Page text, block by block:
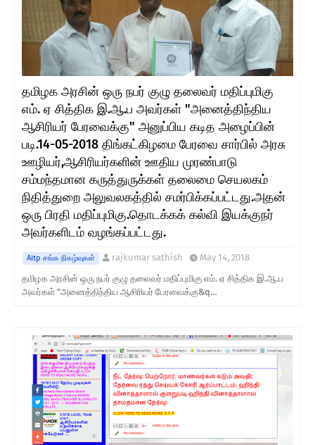
தமிழக அரசின் ஒரு நபர் குழு தலைவர் மதிப்புமிகு
எம். ஏ சித்திக இ.ஆ.ப அவர்கள் "அனைத்திந்திய
ஆசிரியர் பேரவைக்கு" அனுப்பிய கடித அழைப்பின்
படி.14-05-2018 திங்கட்கிழமை பேரவை சார்பில் அரசு
ஊழியர்,ஆசிரியர்களின் ஊதிய முரண்பாடு
சம்மந்தமான கருத்துருக்கள் தலைமை செயலகம்
நிதித்துறை அலுவலகத்தில் சமர்பிக்கப்பட்டது.அதன்
ஒரு பிரதி மதிப்புமிகு.தொடக்கக் கல்வி இயக்குநர்
அவர்களிடம் வழங்கப்பட்டது.
Aitp சங்க நிகழ்வுகள் rajkumar sathish
May 14, 2018
தமிழக அரசின் ஒரு நபர் குழு தலைவர் மதிப்புமிகு எம். ஏ சித்திக இ.ஆ.ப
அவர்கள் "அனைத்திந்திய ஆசிரியர் பேரவைக்கு&q…